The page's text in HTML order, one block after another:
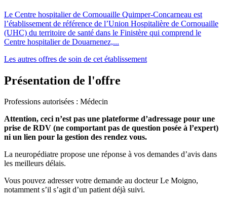
Le Centre hospitalier de Cornouaille Quimper-Concarneau est
l’établissement de référence de l’Union Hospitalière de Cornouaille
(UHC) du territoire de santé dans le Finistère qui comprend le
Centre hospitalier de Douarnenez,...
Les autres offres de soin de cet établissement
Présentation de l'offre
Professions autorisées : Médecin
Attention, ceci n’est pas une plateforme d’adressage pour une
prise de RDV (ne comportant pas de question posée à l’expert)
ni un lien pour la gestion des rendez vous.
La neuropédiatre propose une réponse à vos demandes d’avis dans
les meilleurs délais.
Vous pouvez adresser votre demande au docteur Le Moigno,
notamment s’il s’agit d’un patient déjà suivi.